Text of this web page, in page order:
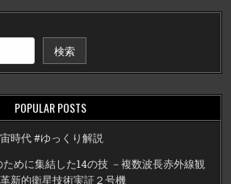
検索
POPULAR POSTS
時代 #ゆっくり解説
めに集結した14の技 －複数波長赤外線観
新的衛星技術実証２号機